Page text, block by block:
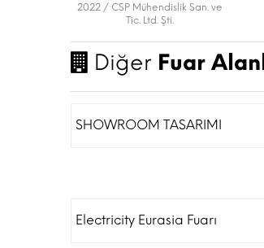
2022 / CSP Mühendislik San. ve
Tic. Ltd. Şti.
Diğer Fuar
SHOWROOM TASARIMI
Electricity Eurasia Fuarı